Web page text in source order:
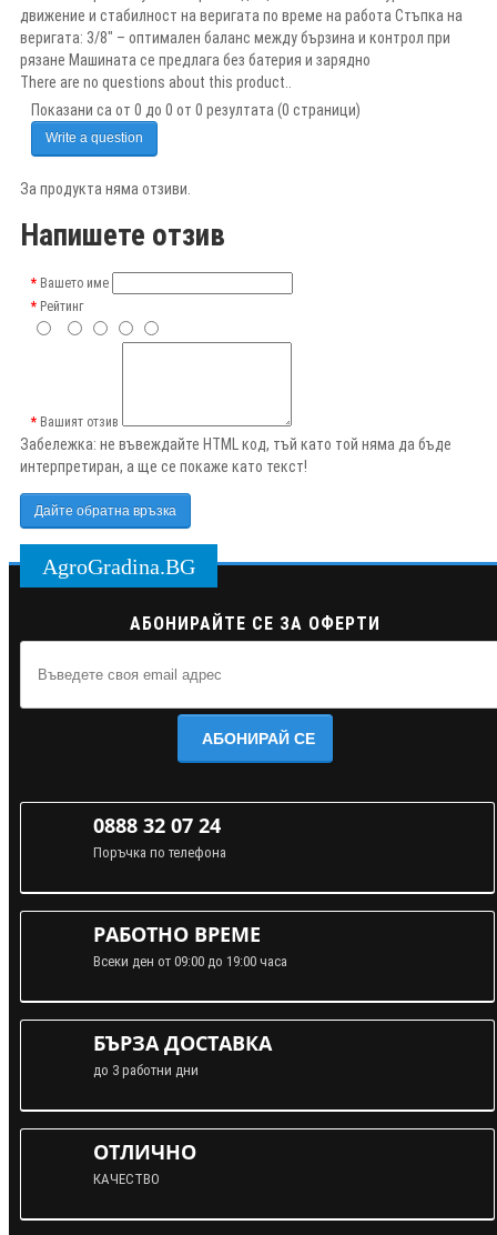
движение и стабилност на веригата по време на работа Стъпка на
веригата: 3/8" – оптимален баланс между бързина и контрол при
рязане Машината се предлага без батерия и зарядно
There are no questions about this product..
Показани са от 0 до 0 от 0 резултата (0 страници)
Write a question
За продукта няма отзиви.
Напишете отзив
Вашето име
Рейтинг
Вашият отзив
Забележка: не въвеждайте HTML код, тъй като той няма да бъде
интерпретиран, а ще се покаже като текст!
Дайте обратна връзка
AgroGradina.BG
АБОНИРАЙТЕ СЕ ЗА ОФЕРТИ
АБОНИРАЙ СЕ
0888 32 07 24
Поръчка по телефона
РАБОТНО ВРЕМЕ
Всеки ден от 09:00 до 19:00 часа
БЪРЗА ДОСТАВКА
до 3 работни дни
ОТЛИЧНО
КАЧЕСТВО